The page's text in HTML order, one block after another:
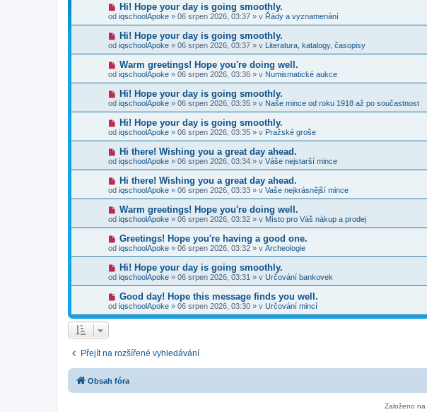
N
o
v
ý
p
ř
í
s
p
ě
v
e
k
Hi! Hope your day is going smoothly.
od iqschoolApoke » 06 srpen 2026, 03:37 » v Řády a vyznamenání
N
o
v
ý
p
ř
í
p
ě
v
e
k
Hi! Hope your day is going smoothly.
od iqschoolApoke » 06 srpen 2026, 03:37 » v Literatura, katalogy, časopisy
N
o
v
ý
p
ř
í
p
ě
v
e
k
Warm greetings! Hope you're doing well.
od iqschoolApoke » 06 srpen 2026, 03:36 » v Numismatické aukce
N
o
v
ý
p
ř
í
p
ě
v
e
k
Hi! Hope your day is going smoothly.
od iqschoolApoke » 06 srpen 2026, 03:35 » v Naše mince od roku 1918 až po součastnost
N
o
v
ý
p
ř
í
p
ě
v
e
k
Hi! Hope your day is going smoothly.
od iqschoolApoke » 06 srpen 2026, 03:35 » v Pražské groše
N
o
v
ý
p
ř
í
s
p
ě
v
e
k
Hi there! Wishing you a great day ahead.
od iqschoolApoke » 06 srpen 2026, 03:34 » v Váše nejstarší mince
N
o
v
ý
p
ř
í
s
p
ě
v
e
k
Hi there! Wishing you a great day ahead.
od iqschoolApoke » 06 srpen 2026, 03:33 » v Vaše nejkrásnější mince
N
o
v
p
ř
í
p
ě
v
e
k
Warm greetings! Hope you're doing well.
od iqschoolApoke » 06 srpen 2026, 03:32 » v Místo pro Váš nákup a prodej
N
o
v
ý
p
ř
í
s
p
ě
v
Greetings! Hope you're having a good one.
od iqschoolApoke » 06 srpen 2026, 03:32 » v Archeologie
N
o
v
p
ř
í
v
e
k
Hi! Hope your day is going smoothly.
od iqschoolApoke » 06 srpen 2026, 03:31 » v Určování bankovek
N
o
v
ý
s
ě
v
Good day! Hope this message finds you well.
od iqschoolApoke » 06 srpen 2026, 03:30 » v Určování mincí
Přejít na rozšířené vyhledávání
Obsah fóra
Založeno na